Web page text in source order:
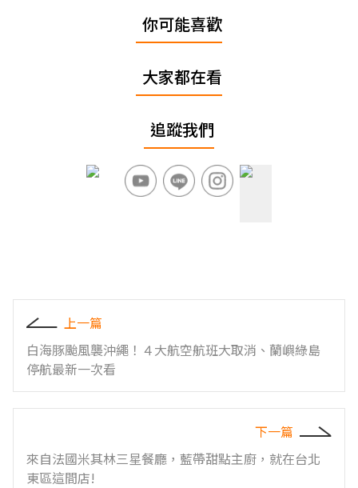
你可能喜歡
大家都在看
追蹤我們
上一篇
白海豚颱風襲沖繩！４大航空航班大取消、蘭嶼綠島
停航最新一次看
下一篇
來自法國米其林三星餐廳，藍帶甜點主廚，就在台北
東區這間店!